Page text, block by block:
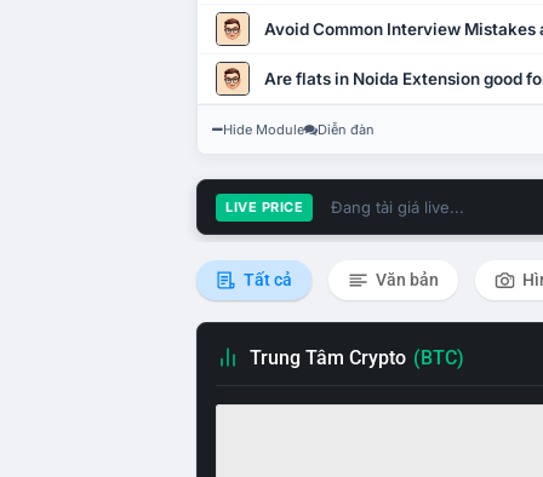
Avoid Common Interview Mistakes
Are flats in Noida Extension good
Hide Module Diễn đàn
LIVE PRICE Đang tải giá live...
Tất cả Văn bản
Trung Tâm Crypto (BTC)